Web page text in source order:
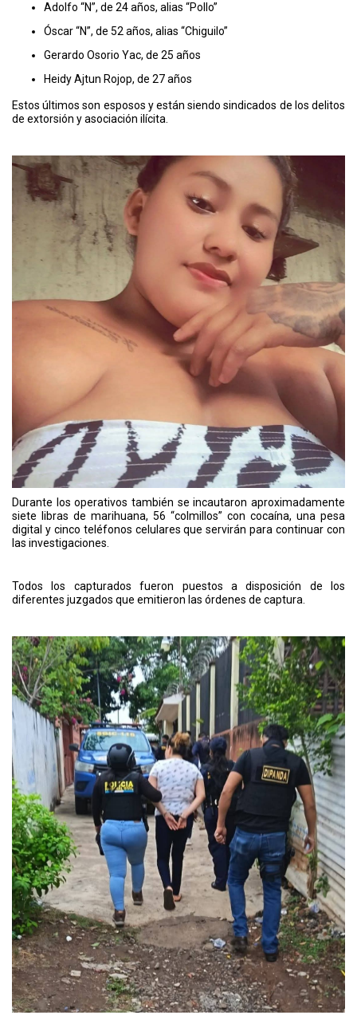
Adolfo “N”, de 24 años, alias “Pollo”
Óscar “N”, de 52 años, alias “Chiguilo”
Gerardo Osorio Yac, de 25 años
Heidy Ajtun Rojop, de 27 años
Estos últimos son esposos y están siendo sindicados de los delitos
de extorsión y asociación ilícita.
Durante los operativos también se incautaron aproximadamente
siete libras de marihuana, 56 “colmillos” con cocaína, una pesa
digital y cinco teléfonos celulares que servirán para continuar con
las investigaciones.
Todos los capturados fueron puestos a disposición de los
diferentes juzgados que emitieron las órdenes de captura.